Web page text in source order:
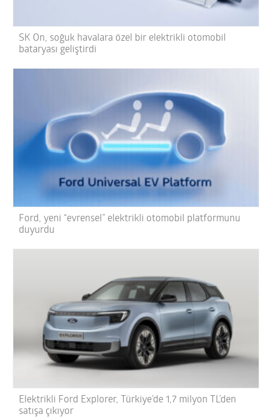
SK On, soğuk havalara özel bir elektrikli otomobil
bataryası geliştirdi
Ford, yeni “evrensel” elektrikli otomobil platformunu
duyurdu
Elektrikli Ford Explorer, Türkiye’de 1,7 milyon TL’den
satışa çıkıyor